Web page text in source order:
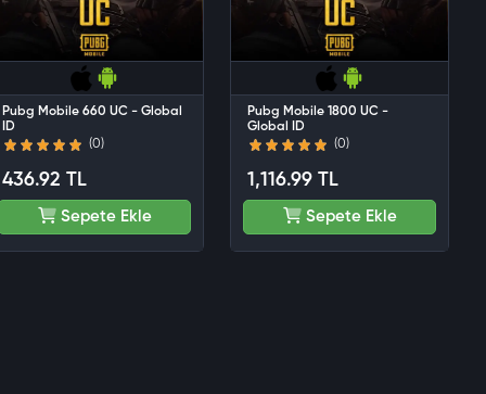
Pubg Mobile 660 UC - Global
ID
(0)
436.92 TL
Sepete Ekle
Pubg Mobile 1800 UC -
Global ID
(0)
1,116.99 TL
Sepete Ekle